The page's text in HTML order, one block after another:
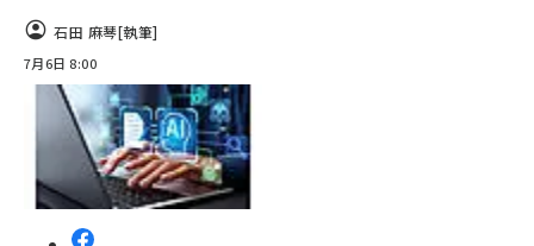
石田 麻琴[執筆]
7月6日 8:00